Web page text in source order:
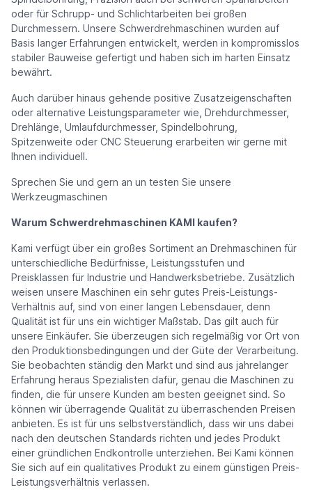
oder für Schrupp- und Schlichtarbeiten bei großen
Durchmessern. Unsere Schwerdrehmaschinen wurden auf
Basis langer Erfahrungen entwickelt, werden in kompromisslos
stabiler Bauweise gefertigt und haben sich im harten Einsatz
bewährt.
Auch darüber hinaus gehende positive Zusatzeigenschaften
oder alternative Leistungsparameter wie, Drehdurchmesser,
Drehlänge, Umlaufdurchmesser, Spindelbohrung,
Spitzenweite oder CNC Steuerung erarbeiten wir gerne mit
Ihnen individuell.
Sprechen Sie und gern an un testen Sie unsere
Werkzeugmaschinen
Warum Schwerdrehmaschinen KAMI kaufen?
Kami verfügt über ein großes Sortiment an Drehmaschinen für
unterschiedliche Bedürfnisse, Leistungsstufen und
Preisklassen für Industrie und Handwerksbetriebe. Zusätzlich
weisen unsere Maschinen ein sehr gutes Preis-Leistungs-
Verhältnis auf, sind von einer langen Lebensdauer, denn
Qualität ist für uns ein wichtiger Maßstab. Das gilt auch für
unsere Einkäufer. Sie überzeugen sich regelmäßig vor Ort von
den Produktionsbedingungen und der Güte der Verarbeitung.
Sie beobachten ständig den Markt und sind aus jahrelanger
Erfahrung heraus Spezialisten dafür, genau die Maschinen zu
finden, die für unsere Kunden am besten geeignet sind. So
können wir überragende Qualität zu überraschenden Preisen
anbieten. Es ist für uns selbstverständlich, dass wir uns dabei
nach den deutschen Standards richten und jedes Produkt
einer gründlichen Endkontrolle unterziehen. Bei Kami können
Sie sich auf ein qualitatives Produkt zu einem günstigen Preis-
Leistungsverhältnis verlassen.